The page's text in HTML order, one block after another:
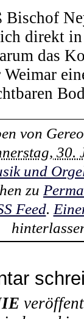
direkt
das
von
30.
und
zu
Feed.